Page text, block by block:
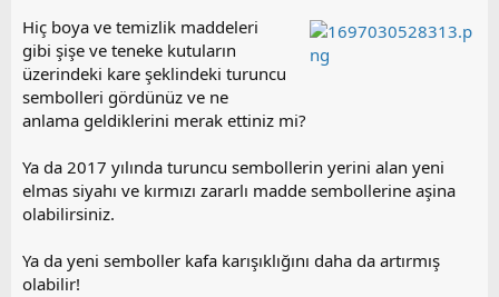
Hiç boya ve temizlik maddeleri
gibi şişe ve teneke kutuların
üzerindeki kare şeklindeki turuncu
sembolleri gördünüz ve ne
anlama geldiklerini merak ettiniz mi?
Ya da 2017 yılında turuncu sembollerin yerini alan yeni
elmas siyahı ve kırmızı zararlı madde sembollerine aşina
olabilirsiniz.
Ya da yeni semboller kafa karışıklığını daha da artırmış
olabilir!